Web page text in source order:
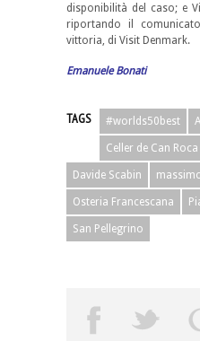
disponibilità del caso; e
riportando il
vittoria, di Visit Denmark.
Emanuele Bonati
TAGS #worlds50best
Celler de Can Roca
Davide Scabin
Osteria Francescana
San Pellegrino